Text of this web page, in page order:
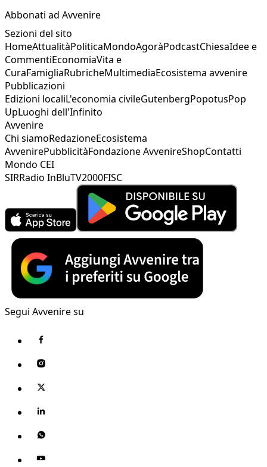
Abbonati ad Avvenire
Sezioni del sito
HomeAttualitàPoliticaMondoAgoràPodcastChiesaIdee e
CommentiEconomiaVita e
CuraFamigliaRubricheMultimediaEcosistema avvenire
Pubblicazioni
Edizioni localiL'economia civileGutenbergPopotusPop
UpLuoghi dell'Infinito
Avvenire
Chi siamoRedazioneEcosistema
AvvenirePubblicitàFondazione AvvenireShopContatti
Mondo CEI
SIRRadio InBluTV2000FISC
Segui Avvenire su